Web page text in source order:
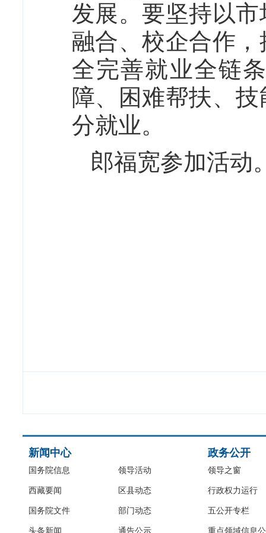
发展。要坚持以
融合、校企合作
全完善就业全链
障、困难帮扶、
分就业。
郎福宽参加活动
新闻中心
国务院信息
西藏要闻
国务院文件
头条新闻
领导活动
区县动态
部门动态
通告公示
政务公开
领导之窗
行政权力运行
五公开专栏
重点领域信息